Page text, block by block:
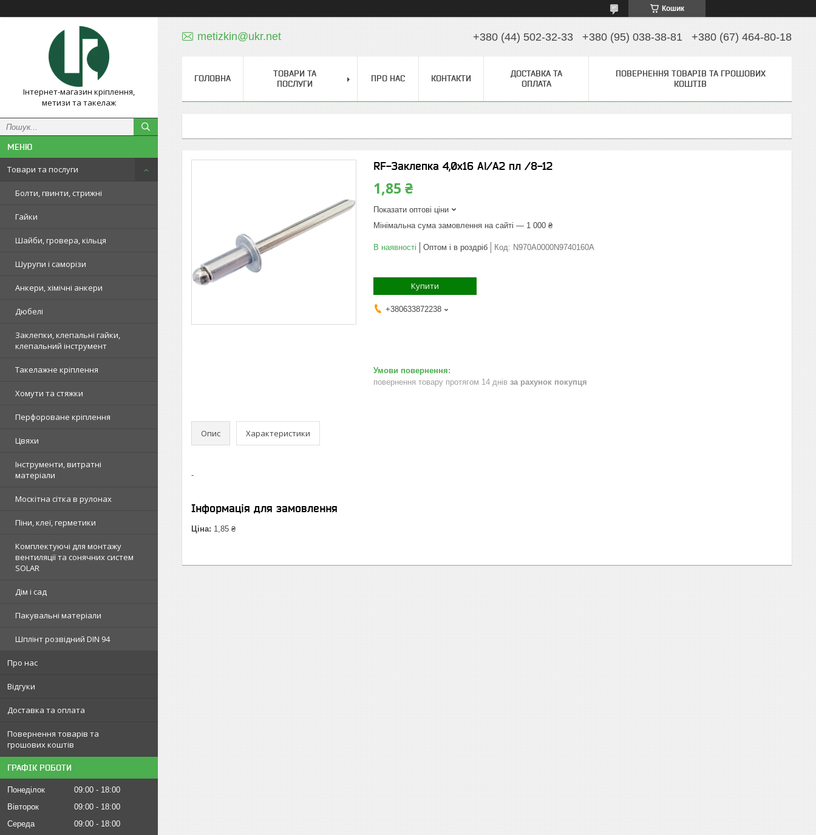
Кошик
Інтернет-магазин кріплення,
метизи та такелаж
Товари та послуги
Болти, гвинти, стрижні
Гайки
Шайби, гровера, кільця
Шурупи і саморізи
Анкери, хімічні анкери
Дюбелі
Заклепки, клепальні гайки,
клепальний інструмент
Такелажне кріплення
Хомути та стяжки
Перфороване кріплення
Цвяхи
Інструменти, витратні
матеріали
Москітна сітка в рулонах
Піни, клеї, герметики
Комплектуючі для монтажу
вентиляції та сонячних систем
SOLAR
Дім і сад
Пакувальні матеріали
Шплінт розвідний DIN 94
Про нас
Відгуки
Доставка та оплата
Повернення товарів та
грошових коштів
ГРАФІК РОБОТИ
Понеділок 09:00
18:00
Вівторок
09:00
18:00
Середа
09:00
18:00
metizkin@ukr.net +380 (44) 502-32-33 +380 (95) 038-38-81 +380 (67) 464-80-18
ГОЛОВНА
ТОВАРИ ТА
ПОСЛУГИ
ПРО НАС КОНТАКТИ
ДОСТАВКА ТА
ОПЛАТА
ПОВЕРНЕННЯ ТОВАРІВ ТА ГРОШОВИХ
КОШТІВ
RF-Заклепка 4,0х16 Al/А2 пл /8-12
1,85 ₴
Показати оптові ціни
Мінімальна сума замовлення на сайті — 1 000 ₴
В наявності Оптом і в роздріб Код: N970A0000N9740160A
Купити
+380633872238
повернення товару протягом 14 днів за рахунок покупця
Опис Характеристики
-
Інформація для замовлення
Ціна: 1,85 ₴